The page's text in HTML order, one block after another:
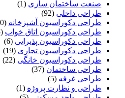
صنعت ساختمان سازی (1)
طراحی داخلی (92)
طراحی دکوراسیون آشپزخانه (10)
طراحی دکوراسیون اتاق خواب (5)
طراحی دکوراسیون پذیرایی (6)
طراحی دکوراسیون تجاری (19)
طراحی دکوراسیون خانگی (22)
طراحی ساختمان (37)
طراحی غرفه (5)
طراحی و نظارت پروژه (1)